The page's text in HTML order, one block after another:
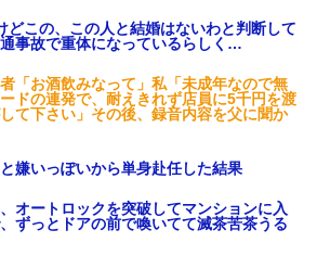
ズラされてて中学に入ってから関係を持
ら「全部バラしてやる」と脅迫されたの
をホテルに連れ込んだｗｗｗｗｗ」俺
ら、追加で400万の申し込み、私「無理。
旦那「娘たちが成人したら別れよう」私
どこの、この人と結婚はないわと判断して
事故で重体になっているらしく…
「お酒飲みなって」私「未成年なので無
ドの連発で、耐えきれず店員に5千円を渡
て下さい」その後、録音内容を父に聞か
嫌いっぽいから単身赴任した結果
オートロックを突破してマンションに入
ずっとドアの前で喚いてて滅茶苦茶うる